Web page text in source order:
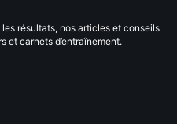
résultats, nos articles et conseils
et carnets d’entraînement.